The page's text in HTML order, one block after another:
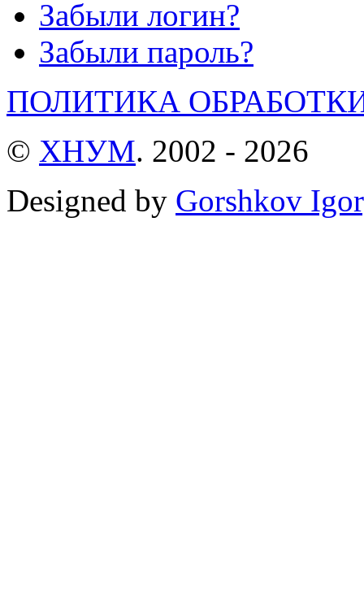
Забыли логин?
Забыли пароль?
ПОЛИТИКА
© ХНУМ. 2002 - 2026
Designed by Gorshkov Igor